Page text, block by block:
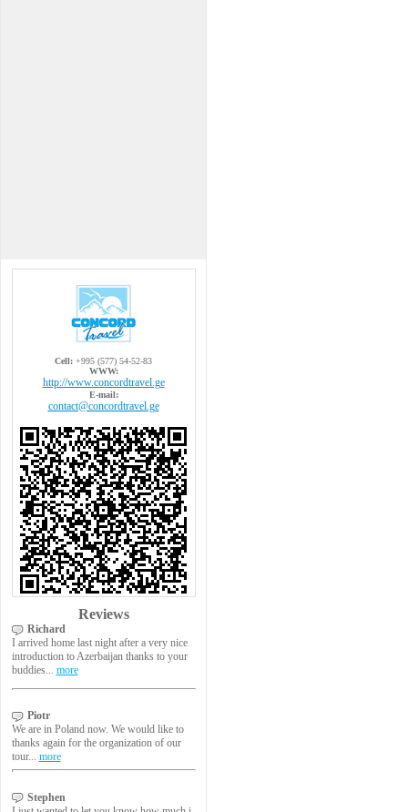
Cell: +995 (577) 54-52-83
WWW:
http://www.concordtravel.ge
E-mail:
contact@concordtravel.ge
Reviews
Richard
I arrived home last night after a very nice
introduction to Azerbaijan thanks to your
buddies... more
Piotr
We are in Poland now. We would like to
thanks again for the organization of our
tour... more
Stephen